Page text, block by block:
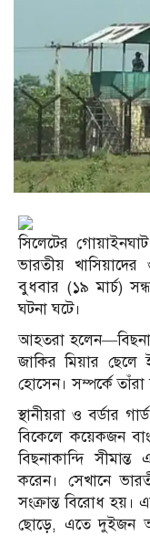
সিলেটের
ভারতীয়
বুধবার (১৯ মার্চ)
ঘটনা ঘটে।
আহতরা
জাকির মিয়ার
হোসেন। সম্পর্কে তাঁরা
স্থানীয়রা ও বর্ডার
বিকেলে কয়েকজন
বিছনাকান্দি
করেন। সেখানে
সংক্রান্ত বিরোধ হয়।
ছোড়ে, এতে দুইজন